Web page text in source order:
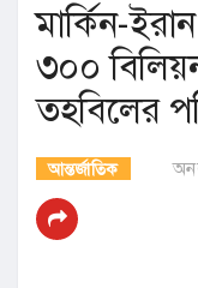
মার্কিন-
৩০০
তহবিলের
আন্তর্জাতিক